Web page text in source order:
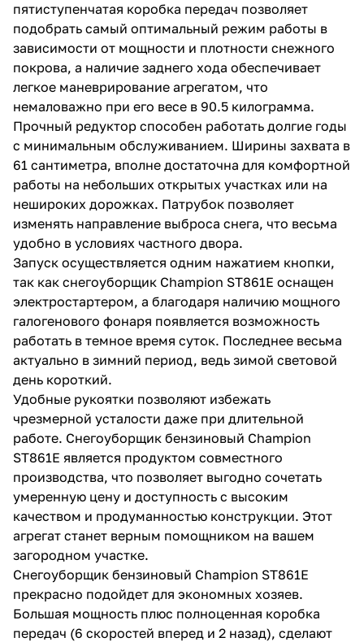
пятиступенчатая коробка передач позволяет
подобрать самый оптимальный режим работы в
зависимости от мощности и плотности снежного
покрова, а наличие заднего хода обеспечивает
легкое маневрирование агрегатом, что
немаловажно при его весе в 90.5 килограмма.
Прочный редуктор способен работать долгие годы
с минимальным обслуживанием. Ширины захвата в
61 сантиметра, вполне достаточна для комфортной
работы на небольших открытых участках или на
нешироких дорожках. Патрубок позволяет
изменять направление выброса снега, что весьма
удобно в условиях частного двора.
Запуск осуществляется одним нажатием кнопки,
так как снегоуборщик Champion ST861E оснащен
электростартером, а благодаря наличию мощного
галогенового фонаря появляется возможность
работать в темное время суток. Последнее весьма
актуально в зимний период, ведь зимой световой
день короткий.
Удобные рукоятки позволяют избежать
чрезмерной усталости даже при длительной
работе. Снегоуборщик бензиновый Champion
ST861E является продуктом совместного
производства, что позволяет выгодно сочетать
умеренную цену и доступность с высоким
качеством и продуманностью конструкции. Этот
агрегат станет верным помощником на вашем
загородном участке.
Снегоуборщик бензиновый Champion ST861E
прекрасно подойдет для экономных хозяев.
Большая мощность плюс полноценная коробка
передач (6 скоростей вперед и 2 назад), сделают